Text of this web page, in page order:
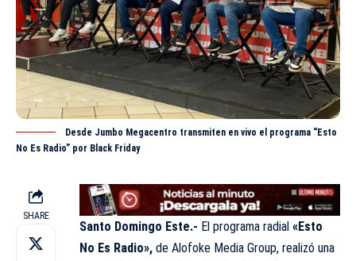
Desde Jumbo Megacentro transmiten en vivo el programa “Esto
No Es Radio” por Black Friday
SHARE
Santo Domingo Este.- El programa radial «Esto
No Es Radio», de Alofoke Media Group, realizó una